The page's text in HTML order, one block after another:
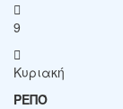
9
Κυριακή
ΡΕΠΌ